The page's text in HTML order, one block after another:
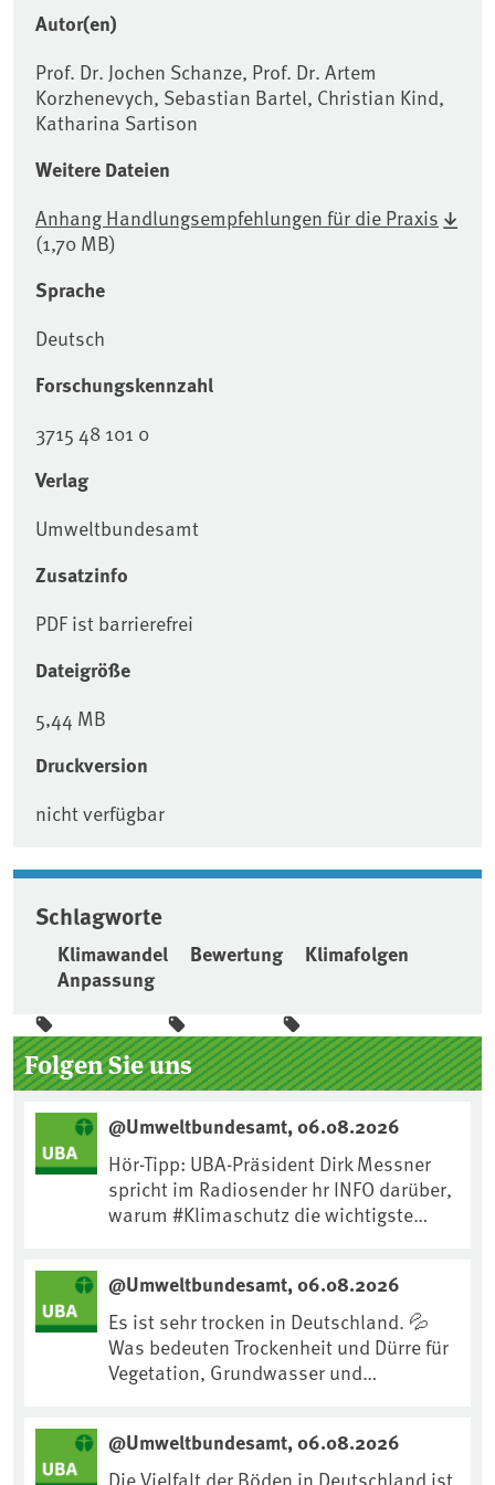
Autor(en)
Prof. Dr. Jochen Schanze, Prof. Dr. Artem
Korzhenevych, Sebastian Bartel, Christian Kind,
Katharina Sartison
Weitere Dateien
Anhang Handlungsempfehlungen für die Praxis
(1,70 MB)
Sprache
Deutsch
Forschungskennzahl
3715 48 101 0
Verlag
Umweltbundesamt
Zusatzinfo
PDF ist barrierefrei
Dateigröße
5,44 MB
Druckversion
nicht verfügbar
Schlagworte
Klimawandel Bewertung
Klimafolgen
Anpassung
Seitenleiste
Folgen Sie uns
@Umweltbundesamt, 06.08.2026
Hör-Tipp: UBA-Präsident Dirk Messner
spricht im Radiosender hr INFO darüber,
warum #Klimaschutz die wichtigste
https://www.ardsounds.de/episode/urn
:ard:episode:0e7cf1c4b819c26d/
@Umweltbundesamt, 06.08.2026
Es ist sehr trocken in Deutschland. 💦
Was bedeuten Trockenheit und Dürre für
Vegetation, Grundwasser und
anpassen?🤔Antworten auf diese und
weitere Fragen auf unserer Webseite:
@Umweltbundesamt, 06.08.2026
Die Vielfalt der Böden in Deutschland ist